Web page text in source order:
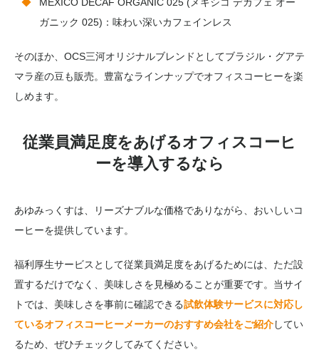
ガニック 025)：味わい深いカフェインレス
そのほか、OCS三河オリジナルブレンドとしてブラジル・グアテ
マラ産の豆も販売。豊富なラインナップでオフィスコーヒーを楽
しめます。
従業員満足度をあげるオフィスコーヒ
ーを導入するなら
あゆみっくすは、リーズナブルな価格でありながら、おいしいコ
ーヒーを提供しています。
福利厚生サービスとして従業員満足度をあげるためには、ただ設
置するだけでなく、美味しさを見極めることが重要です。当サイ
トでは、美味しさを事前に確認できる試飲体験サービスに対応し
ているオフィスコーヒーメーカーのおすすめ会社をご紹介してい
るため、ぜひチェックしてみてください。